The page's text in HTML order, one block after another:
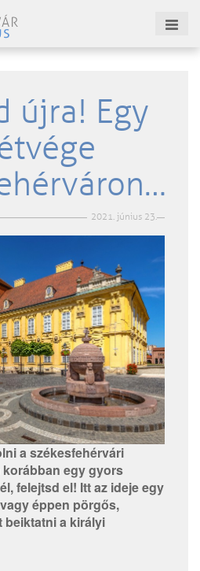
újra! Egy
2021. június 23.
a székesfehérvári
egy gyors
felejtsd el! Itt az ideje egy
éppen pörgős,
beiktatni a királyi